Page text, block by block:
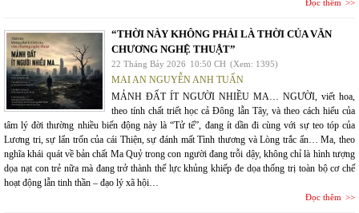
Đọc thêm
“THỜI NÀY KHÔNG PHẢI LÀ THỜI CỦA VĂN
CHƯƠNG NGHỆ THUẬT”
22 Tháng Bảy 2026 10:50 CH (Xem: 1395)
MAI AN NGUYỄN ANH TUẤN
MẢNH ĐẤT ÍT NGƯỜI NHIỀU MA… NGƯỜI, viết hoa,
theo tính chất triết học cả Đông lẫn Tây, và theo cách hiểu của
tâm lý đời thường nhiều biến động này là “Tử tế”, đang ít dần đi cùng với sự teo tóp của
Lương tri, sự lẩn trốn của cái Thiện, sự đánh mất Tình thương và Lòng trắc ẩn… Ma, theo
nghĩa khái quát về bản chất Ma Quỷ trong con người đang trỗi dậy, không chỉ là hình tượng
dọa nạt con trẻ nữa mà đang trở thành thế lực khủng khiếp đe dọa thống trị toàn bộ cơ chế
hoạt động lẫn tinh thần – đạo lý xã hội…
Đọc thêm